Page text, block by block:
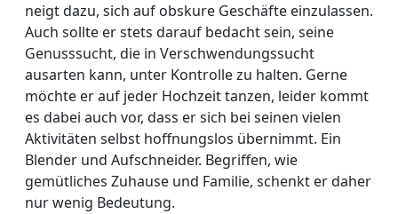
neigt dazu, sich auf obskure Geschäfte einzulassen.
Auch sollte er stets darauf bedacht sein, seine
Genusssucht, die in Verschwendungssucht
ausarten kann, unter Kontrolle zu halten. Gerne
möchte er auf jeder Hochzeit tanzen, leider kommt
es dabei auch vor, dass er sich bei seinen vielen
Aktivitäten selbst hoffnungslos übernimmt. Ein
Blender und Aufschneider. Begriffen, wie
gemütliches Zuhause und Familie, schenkt er daher
nur wenig Bedeutung.